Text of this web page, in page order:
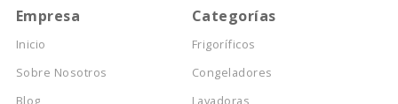
Empresa
Inicio
Sobre Nosotros
Blog
Categorías
Frigoríficos
Congeladores
Lavadoras